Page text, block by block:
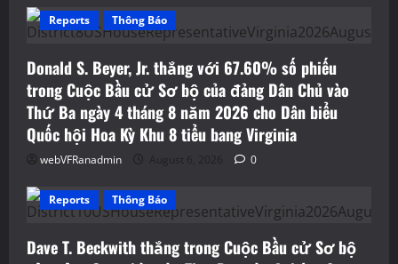
Reports Thông Báo
Donald S. Beyer, Jr. thắng với 67.60% số phiếu
trong Cuộc Bầu cử Sơ bộ của đảng Dân Chủ vào
Thứ Ba ngày 4 tháng 8 năm 2026 cho Dân biểu
Quốc hội Hoa Kỳ Khu 8 tiểu bang Virginia
webVFRanadmin August 6, 2026 0
Reports Thông Báo
Dave T. Beckwith thắng trong Cuộc Bầu cử Sơ bộ